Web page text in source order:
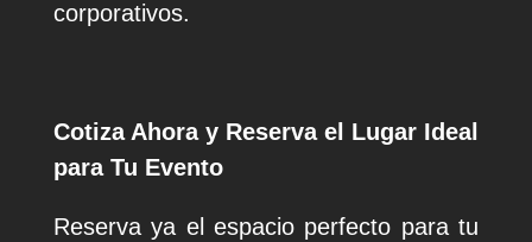
corporativos.
Cotiza Ahora y Reserva el Lugar Ideal
para Tu Evento
Reserva ya el espacio perfecto para tu